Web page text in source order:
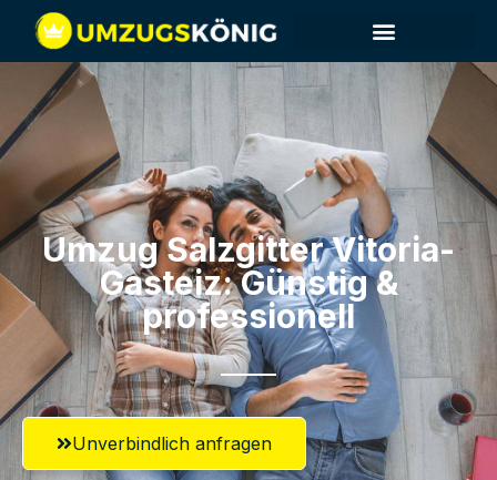
Umzug Salzgitter​ Vitoria-
Gasteiz: Günstig &
professionell​
Unverbindlich anfragen